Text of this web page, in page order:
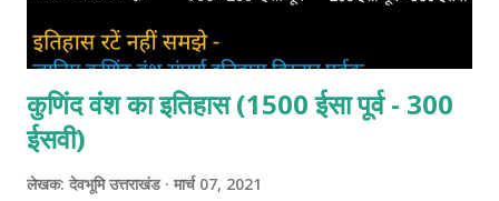
कुणिंद वंश का इतिहास (1500 ईसा पूर्व - 300
ईसवी)
लेखक: देवभूमि उत्तराखंड मार्च 07, 2021